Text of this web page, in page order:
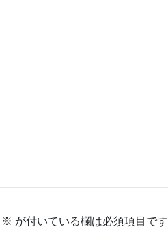
※ が付いている欄は必須項目です